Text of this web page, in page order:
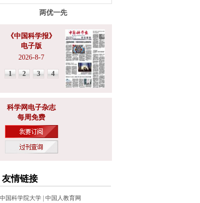
两优一先
《中国科学报》
电子版
2026-8-7
1 2 3 4
科学网电子杂志
每周免费
友情链接
中国科学院大学 中国人教育网